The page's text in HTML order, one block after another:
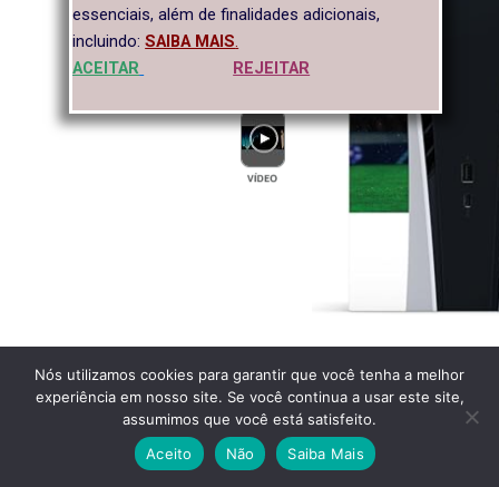
essenciais, além de finalidades adicionais,
incluindo:SAIBA MAIS.
ACEITAR
REJEITAR
Facebook
Twitter
Email
Pinterest
LinkedIn
WhatsApp
Reddit
Share
Nós utilizamos cookies para garantir que você tenha a melhor
experiência em nosso site. Se você continua a usar este site,
assumimos que você está satisfeito.
Aceito
Não Saiba Mais